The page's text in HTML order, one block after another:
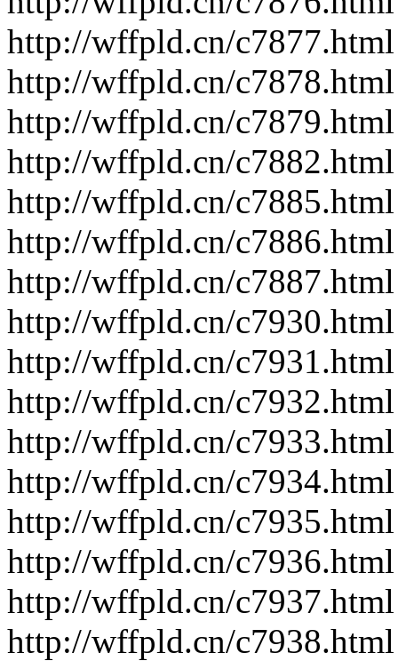
http://wffpld.cn/c7877.html
http://wffpld.cn/c7878.html
http://wffpld.cn/c7879.html
http://wffpld.cn/c7882.html
http://wffpld.cn/c7885.html
http://wffpld.cn/c7886.html
http://wffpld.cn/c7887.html
http://wffpld.cn/c7930.html
http://wffpld.cn/c7931.html
http://wffpld.cn/c7932.html
http://wffpld.cn/c7933.html
http://wffpld.cn/c7934.html
http://wffpld.cn/c7935.html
http://wffpld.cn/c7936.html
http://wffpld.cn/c7937.html
http://wffpld.cn/c7938.html